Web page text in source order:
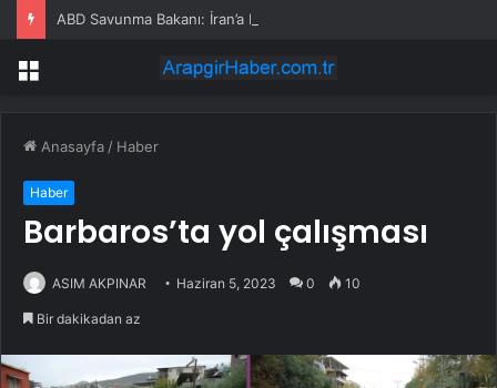
Menü
Anasayfa / Haber
Haber
Barbaros’ta yol çalışması
ASIM AKPINAR Haziran 5, 2023 0 10
Bir dakikadan az